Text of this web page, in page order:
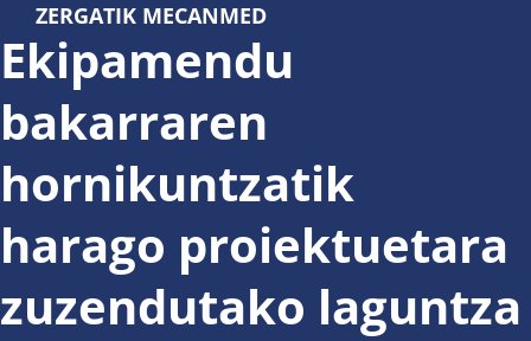
ZERGATIK MECANMED
Ekipamendu
bakarraren
hornikuntzatik
harago proiektuetara
zuzendutako laguntza